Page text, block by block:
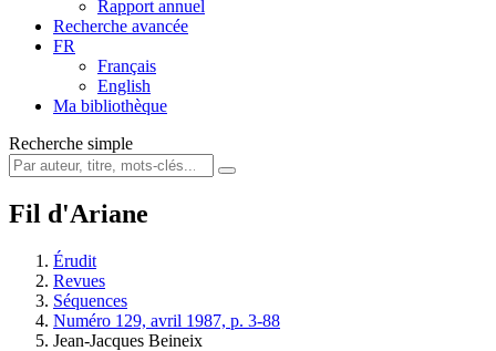
Rapport annuel
Recherche avancée
FR
Français
English
Ma bibliothèque
Recherche simple
Fil d'Ariane
Érudit
Revues
Séquences
Numéro 129, avril 1987, p. 3-88
Jean-Jacques Beineix